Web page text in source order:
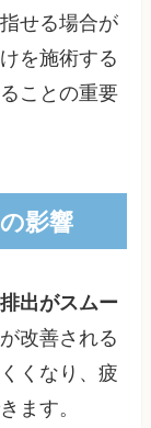
せる場合が
を施術する
ことの重要
影響
出がスムー
改善される
くなり、疲
ます。